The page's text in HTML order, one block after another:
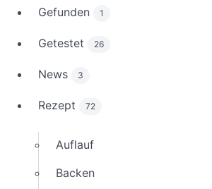
Gefunden 1
Getestet 26
News 3
Rezept 72
Auflauf
Backen